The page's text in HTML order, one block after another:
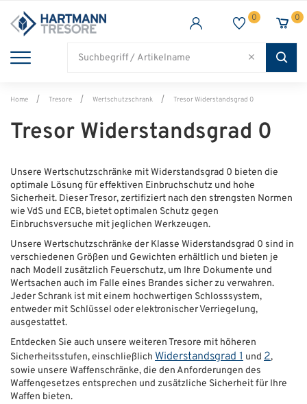
TRESORE
WAFFENSCHRANK
FEUERSCHUTZ
BRANCHEN
ÜBER UNS
Über uns
Filialen
0 0
Home Tresore Wertschutzschrank Tresor Widerstandsgrad 0
Tresor Widerstandsgrad 0
Unsere Wertschutzschränke mit Widerstandsgrad 0 bieten die
optimale Lösung für effektiven Einbruchschutz und hohe
Sicherheit. Dieser Tresor, zertifiziert nach den strengsten Normen
wie VdS und ECB, bietet optimalen Schutz gegen
Einbruchsversuche mit jeglichen Werkzeugen.
Unsere Wertschutzschränke der Klasse Widerstandsgrad 0 sind in
verschiedenen Größen und Gewichten erhältlich und bieten je
nach Modell zusätzlich Feuerschutz, um Ihre Dokumente und
Wertsachen auch im Falle eines Brandes sicher zu verwahren.
Jeder Schrank ist mit einem hochwertigen Schlosssystem,
entweder mit Schlüssel oder elektronischer Verriegelung,
ausgestattet.
Entdecken Sie auch unsere weiteren Tresore mit höheren
Sicherheitsstufen, einschließlich Widerstandsgrad 1 und 2,
sowie unsere Waffenschränke, die den Anforderungen des
Waffengesetzes entsprechen und zusätzliche Sicherheit für Ihre
Waffen bieten.